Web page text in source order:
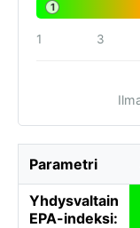
1
1 3
Parametri
Yhdysvaltain
EPA-indeksi: